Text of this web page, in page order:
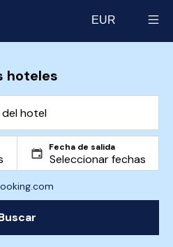
EUR
hoteles
Fecha de salida